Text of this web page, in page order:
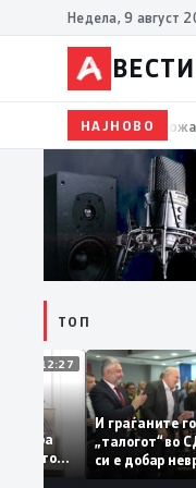
Недела, 9 август
ВЕСТИ
НАЈНОВО17:42
ТОП
12:27
За
треба
И
си е добар
треба се